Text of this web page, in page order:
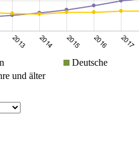
Deutsche
und älter